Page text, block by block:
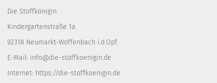
Die Stoffkönigin
Kindergartenstraße 1a
92318 Neumarkt-Woffenbach i.d.Opf.
E-Mail: info@die-stoffkoenigin.de
Internet: https://die-stoffkoenigin.de